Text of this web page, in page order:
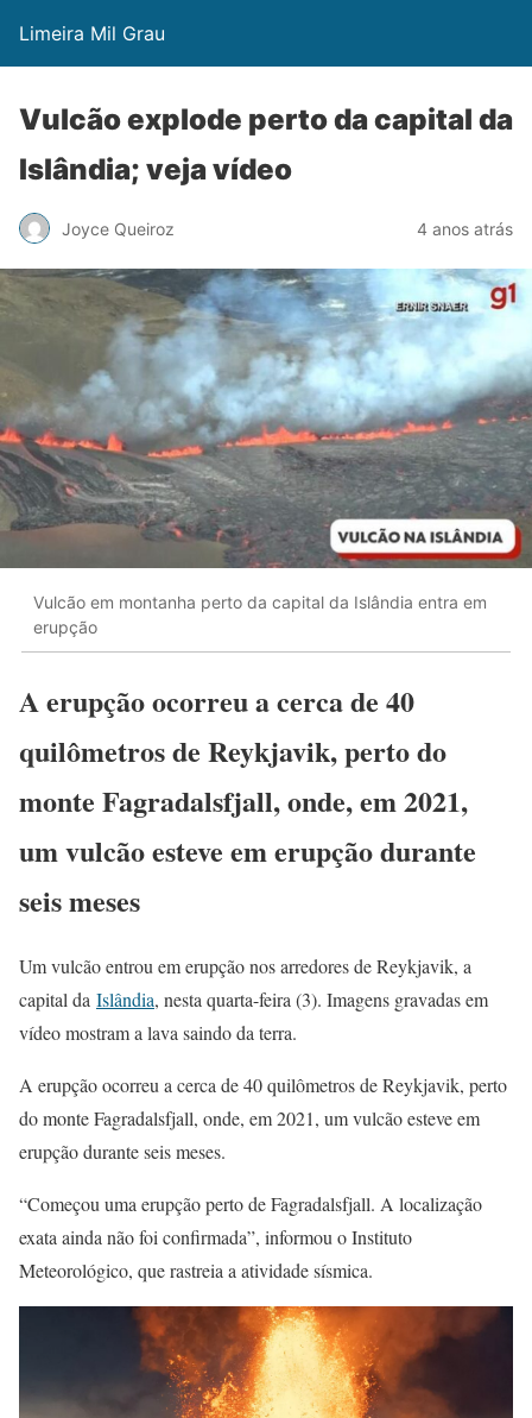
Limeira Mil Grau
Vulcão explode perto da capital da
Islândia; veja vídeo
Joyce Queiroz 4 anos atrás
Vulcão em montanha perto da capital da Islândia entra em
erupção
A erupção ocorreu a cerca de 40
quilômetros de Reykjavik, perto do
monte Fagradalsfjall, onde, em 2021,
um vulcão esteve em erupção durante
seis meses
Um vulcão entrou em erupção nos arredores de Reykjavik, a
capital da Islândia, nesta quarta-feira (3). Imagens gravadas em
vídeo mostram a lava saindo da terra.
A erupção ocorreu a cerca de 40 quilômetros de Reykjavik, perto
do monte Fagradalsfjall, onde, em 2021, um vulcão esteve em
erupção durante seis meses.
“Começou uma erupção perto de Fagradalsfjall. A localização
exata ainda não foi confirmada”, informou o Instituto
Meteorológico, que rastreia a atividade sísmica.